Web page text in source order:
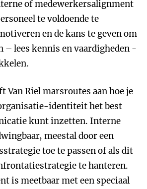
of medewerkersalignment
te voldoende te
en de kans te geven om
– lees kennis en vaardigheden -
Van Riel marsroutes aan hoe je
identiteit het best
kunt inzetten. Interne
meestal door een
toe te passen of als dit
te hanteren.
is meetbaar met een speciaal